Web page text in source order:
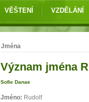
VĚŠTENÍ VZDĚLÁNÍ
Jste zde
Jména
Význam jména
Sofie Danae
Jméno: Rudolf